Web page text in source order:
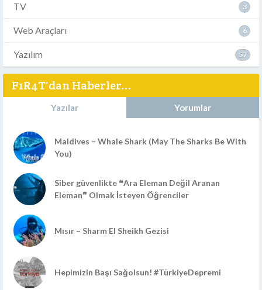
TV 3
Web Araçları 6
Yazılım 57
F1R4T'dan Haberler...
Yazılar Yorumlar
Maldives – Whale Shark (May The Sharks Be With
You)
Siber güvenlikte ❝Ara Eleman Değil Aranan
Eleman❞ Olmak İsteyen Öğrenciler
Mısır – Sharm El Sheikh Gezisi
Hepimizin Başı Sağolsun! #TürkiyeDepremi